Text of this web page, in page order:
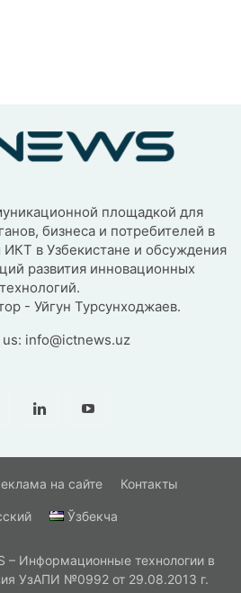
площадкой для
бизнеса и потребителей в
ИКТ в Узбекистане и обсуждения
развития инновационных
технологий.
- Уйгун Турсунходжаев.
info@ictnews.uz
на сайте Контакты
Ўзбекча
– Информационные технологии в
УзАПИ №0992 от 29.08.2013 г.